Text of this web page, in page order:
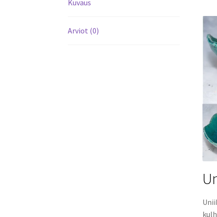
Kuvaus
Arviot (0)